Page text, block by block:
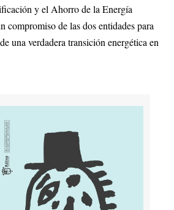
y el Ahorro de la Energía
de las dos entidades para
una verdadera transición energética en